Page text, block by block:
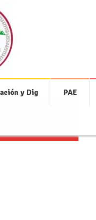
y Dig PAE
municipio